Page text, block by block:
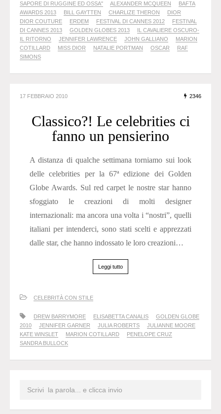
SAPORE DI RUGGINE ED OSSA"
ALEXANDER MCQUEEN
BAFTA
AWARDS 2013
BILL GAYTTEN CHARLIZE THERON
DIOR
DIOR COUTURE
ERDEM FESTIVAL DI CANNES 2012
FESTIVAL
DI CANNES 2013
GOLDEN GLOBES 2013
IL CAVALIERE OSCURO-
IL RITORNO
JENNIFER LAWRENCE JOHN GALLIANO
MARION
COTILLARD
MISS DIOR NATALIE PORTMAN OSCAR
RAF
SIMONS
17 FEBBRAIO 2010 2346
Classico?! Le celebrities ci
fanno un pensierino
A distanza di qualche settimana torniamo sui look
delle celebrities per la 67ª edizione dei Golden
Globe Awards. Sul red carpet le nostre star hanno
sfoggiato le creazioni di molti designer
internazionali: ma ancora una volta i “nostri”, quelli
italiani per intenderci, sono stati scelti e apprezzati
dalle star, che hanno indossato le loro creazioni…
Leggi tutto
CELEBRITÀ CON STILE
DREW BARRYMORE ELISABETTA CANALIS
GOLDEN GLOBE
2010
JENNIFER GARNER JULIA ROBERTS
JULIANNE MOORE
KATE WINSLET
MARION COTILLARD
PENELOPE CRUZ
SANDRA BULLOCK